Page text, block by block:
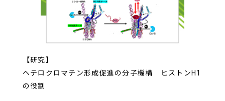
【研究】
ヘテロクロマチン形成促進の分子機構 ヒストンH1
の役割